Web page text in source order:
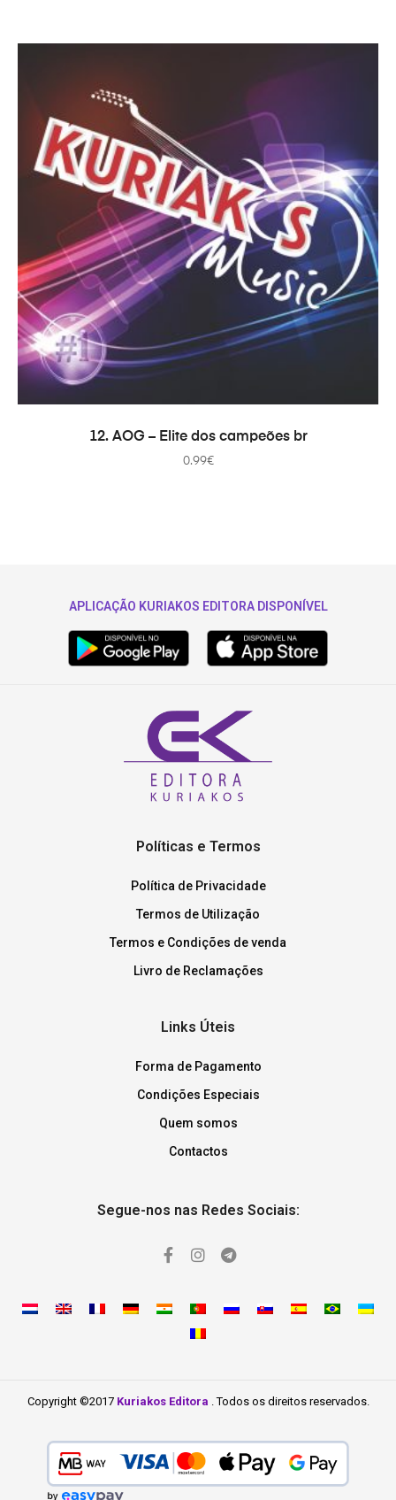
ADICIONAR
12. AOG – Elite dos campeões br
0.99€
APLICAÇÃO KURIAKOS EDITORA DISPONÍVEL
Políticas e Termos
Política de Privacidade
Termos de Utilização
Termos e Condições de venda
Livro de Reclamações
Links Úteis
Forma de Pagamento
Condições Especiais
Quem somos
Contactos
Segue-nos nas Redes Sociais:
Copyright ©2017 Kuriakos Editora . Todos os direitos reservados.